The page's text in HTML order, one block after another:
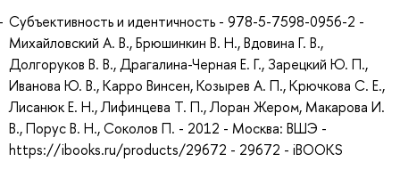
Субъективность и идентичность - 978-5-7598-0956-2 -
Михайловский А. В., Брюшинкин В. Н., Вдовина Г. В.,
Долгоруков В. В., Драгалина-Черная Е. Г., Зарецкий Ю. П.,
Иванова Ю. В., Карро Винсен, Козырев А. П., Крючкова С. Е.,
Лисанюк Е. Н., Лифинцева Т. П., Лоран Жером, Макарова И.
В., Порус В. Н., Соколов П. - 2012 - Москва: ВШЭ -
https://ibooks.ru/products/29672 - 29672 - iBOOKS